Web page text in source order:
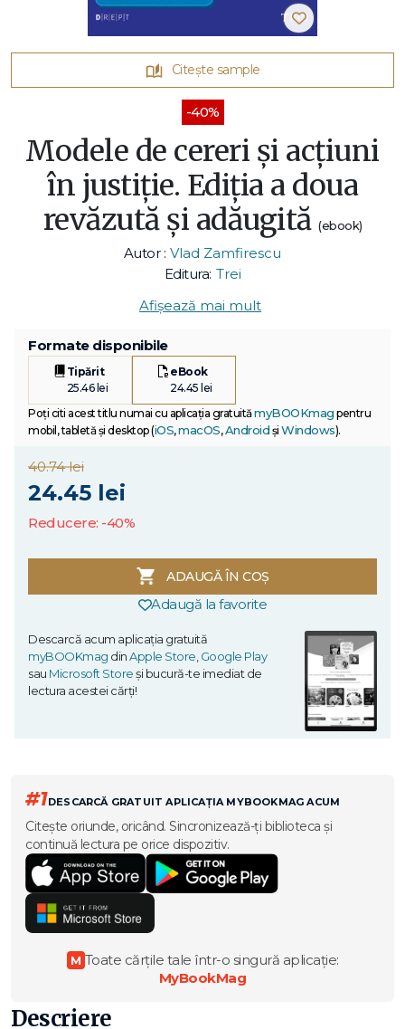
Citește sample
-40%
Modele de cereri şi acţiuni
în justiţie. Ediţia a doua
revăzută şi adăugită (ebook)
Autor : Vlad Zamfirescu
Editura: Trei
Afișează mai mult
Formate disponibile
Tipărit
25.46 lei
eBook
24.45 lei
Poți citi acest titlu numai cu aplicația gratuitămyBOOKmag pentru
mobil, tabletă și desktop (iOS,macOS,Android și Windows).
40.74 lei
24.45 lei
Reducere: -40%
ADAUGĂ ÎN COȘ
Adaugă la favorite
Descarcă acum aplicația gratuită
myBOOKmag dinApple Store,Google Play
sau Microsoft Storeși bucură-te imediat de
lectura acestei cărți!
#1DESCARCĂ GRATUIT APLICAȚIA MYBOOKMAG ACUM
Citește oriunde, oricând. Sincronizează-ți biblioteca și
continuă lectura pe orice dispozitiv.
M Toate cărțile tale într-o singură aplicație:
MyBookMag
Descriere